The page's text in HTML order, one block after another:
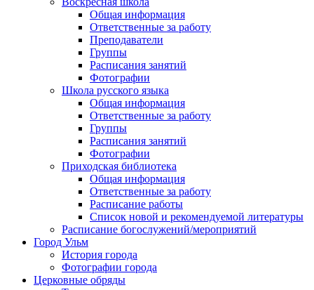
Общая информация
Ответственные за работу
Преподаватели
Группы
Расписания занятий
Фотографии
Школа русского языка
Общая информация
Ответственные за работу
Группы
Расписания занятий
Фотографии
Приходская библиотека
Общая информация
Ответственные за работу
Расписание работы
Список новой и рекомендуемой литературы
Расписание богослужений/мероприятий
Город Ульм
История города
Фотографии города
Церковные обряды